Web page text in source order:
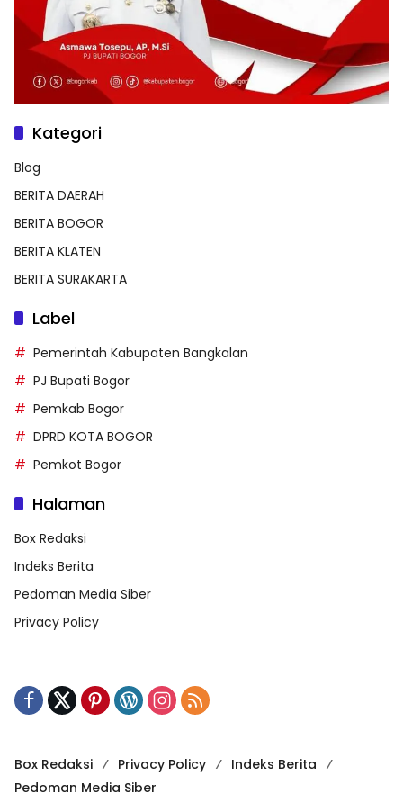
Kategori
Blog
BERITA DAERAH
BERITA BOGOR
BERITA KLATEN
BERITA SURAKARTA
Label
Pemerintah Kabupaten Bangkalan
PJ Bupati Bogor
Pemkab Bogor
DPRD KOTA BOGOR
Pemkot Bogor
Halaman
Box Redaksi
Indeks Berita
Pedoman Media Siber
Privacy Policy
Box Redaksi Privacy Policy
Indeks Berita
Pedoman Media Siber